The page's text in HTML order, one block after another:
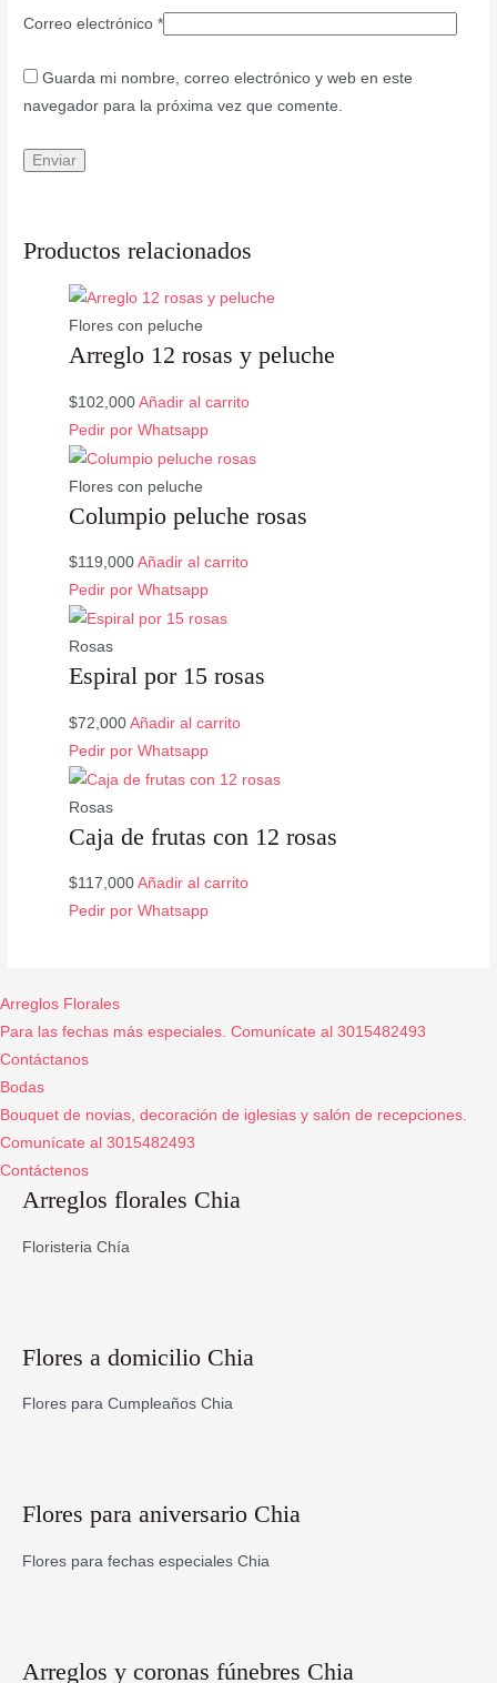
Correo electrónico*
Guarda mi nombre, correo electrónico y web en este
navegador para la próxima vez que comente.
Productos relacionados
Flores con peluche
Arreglo 12 rosas y peluche
$102,000 Añadir al carrito
Pedir por Whatsapp
Flores con peluche
Columpio peluche rosas
$119,000 Añadir al carrito
Pedir por Whatsapp
Rosas
Espiral por 15 rosas
$72,000 Añadir al carrito
Pedir por Whatsapp
Rosas
Caja de frutas con 12 rosas
$117,000 Añadir al carrito
Pedir por Whatsapp
Arreglos Florales
Para las fechas más especiales. Comunícate al 3015482493
Contáctanos
Bodas
Bouquet de novias, decoración de iglesias y salón de recepciones.
Comunícate al 3015482493
Contáctenos
Arreglos florales Chia
Floristeria Chía
Flores a domicilio Chia
Flores para Cumpleaños Chia
Flores para aniversario Chia
Flores para fechas especiales Chia
Arreglos y coronas fúnebres Chia